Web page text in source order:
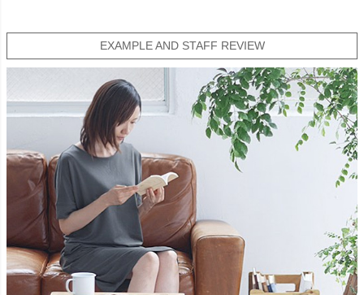
EXAMPLE AND STAFF REVIEW